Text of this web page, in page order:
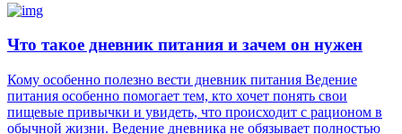
Что такое дневник питания и зачем он нужен
Кому особенно полезно вести дневник питания Ведение
питания особенно помогает тем, кто хочет понять свои
пищевые привычки и увидеть, что происходит с рационом в
обычной жизни. Ведение дневника не обязывает полностью